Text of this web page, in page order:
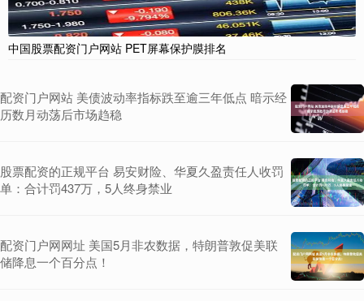
中国股票配资门户网站 PET屏幕保护膜排名
配资门户网站 美债波动率指标跌至逾三年低点 暗示经
历数月动荡后市场趋稳
股票配资的正规平台 易安财险、华夏久盈责任人收罚
单：合计罚437万，5人终身禁业
配资门户网网址 美国5月非农数据，特朗普敦促美联
储降息一个百分点！